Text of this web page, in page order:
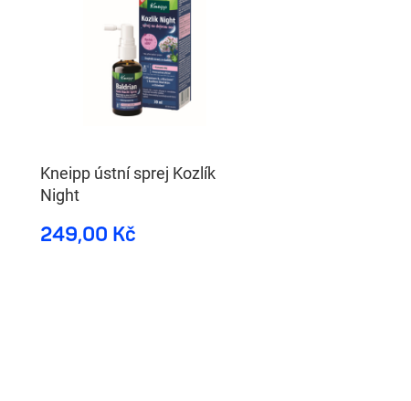
Kneipp ústní sprej Kozlík
Night
249,00 Kč